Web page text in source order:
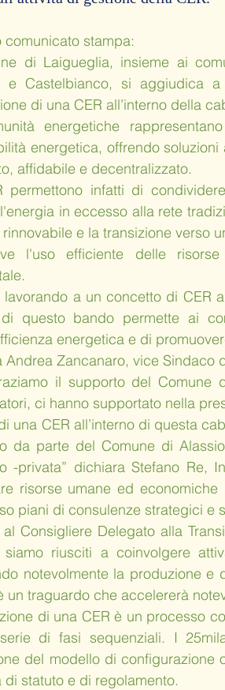
comunicato stampa:
di Laigueglia, insieme ai
e Castelbianco, si aggiudica
di una CER all’interno della
energetiche
energetica, offrendo
affidabile e decentralizzato.
permettono infatti di
in eccesso alla rete
e la transizione verso
l'uso efficiente delle
lavorando a un concetto di
questo bando permette ai
energetica e di
Andrea Zancanaro, vice Sindaco
il supporto del
ci hanno supportato nella
di una CER all’interno di questa
da parte del Comune di
-privata” dichiara Stefano Re,
risorse umane ed
piani di consulenze strategici
al Consigliere Delegato alla
siamo riusciti a coinvolgere
notevolmente la produzione
un traguardo che accelererà
di una CER è un processo
di fasi sequenziali. I
del modello di
di statuto e di regolamento.